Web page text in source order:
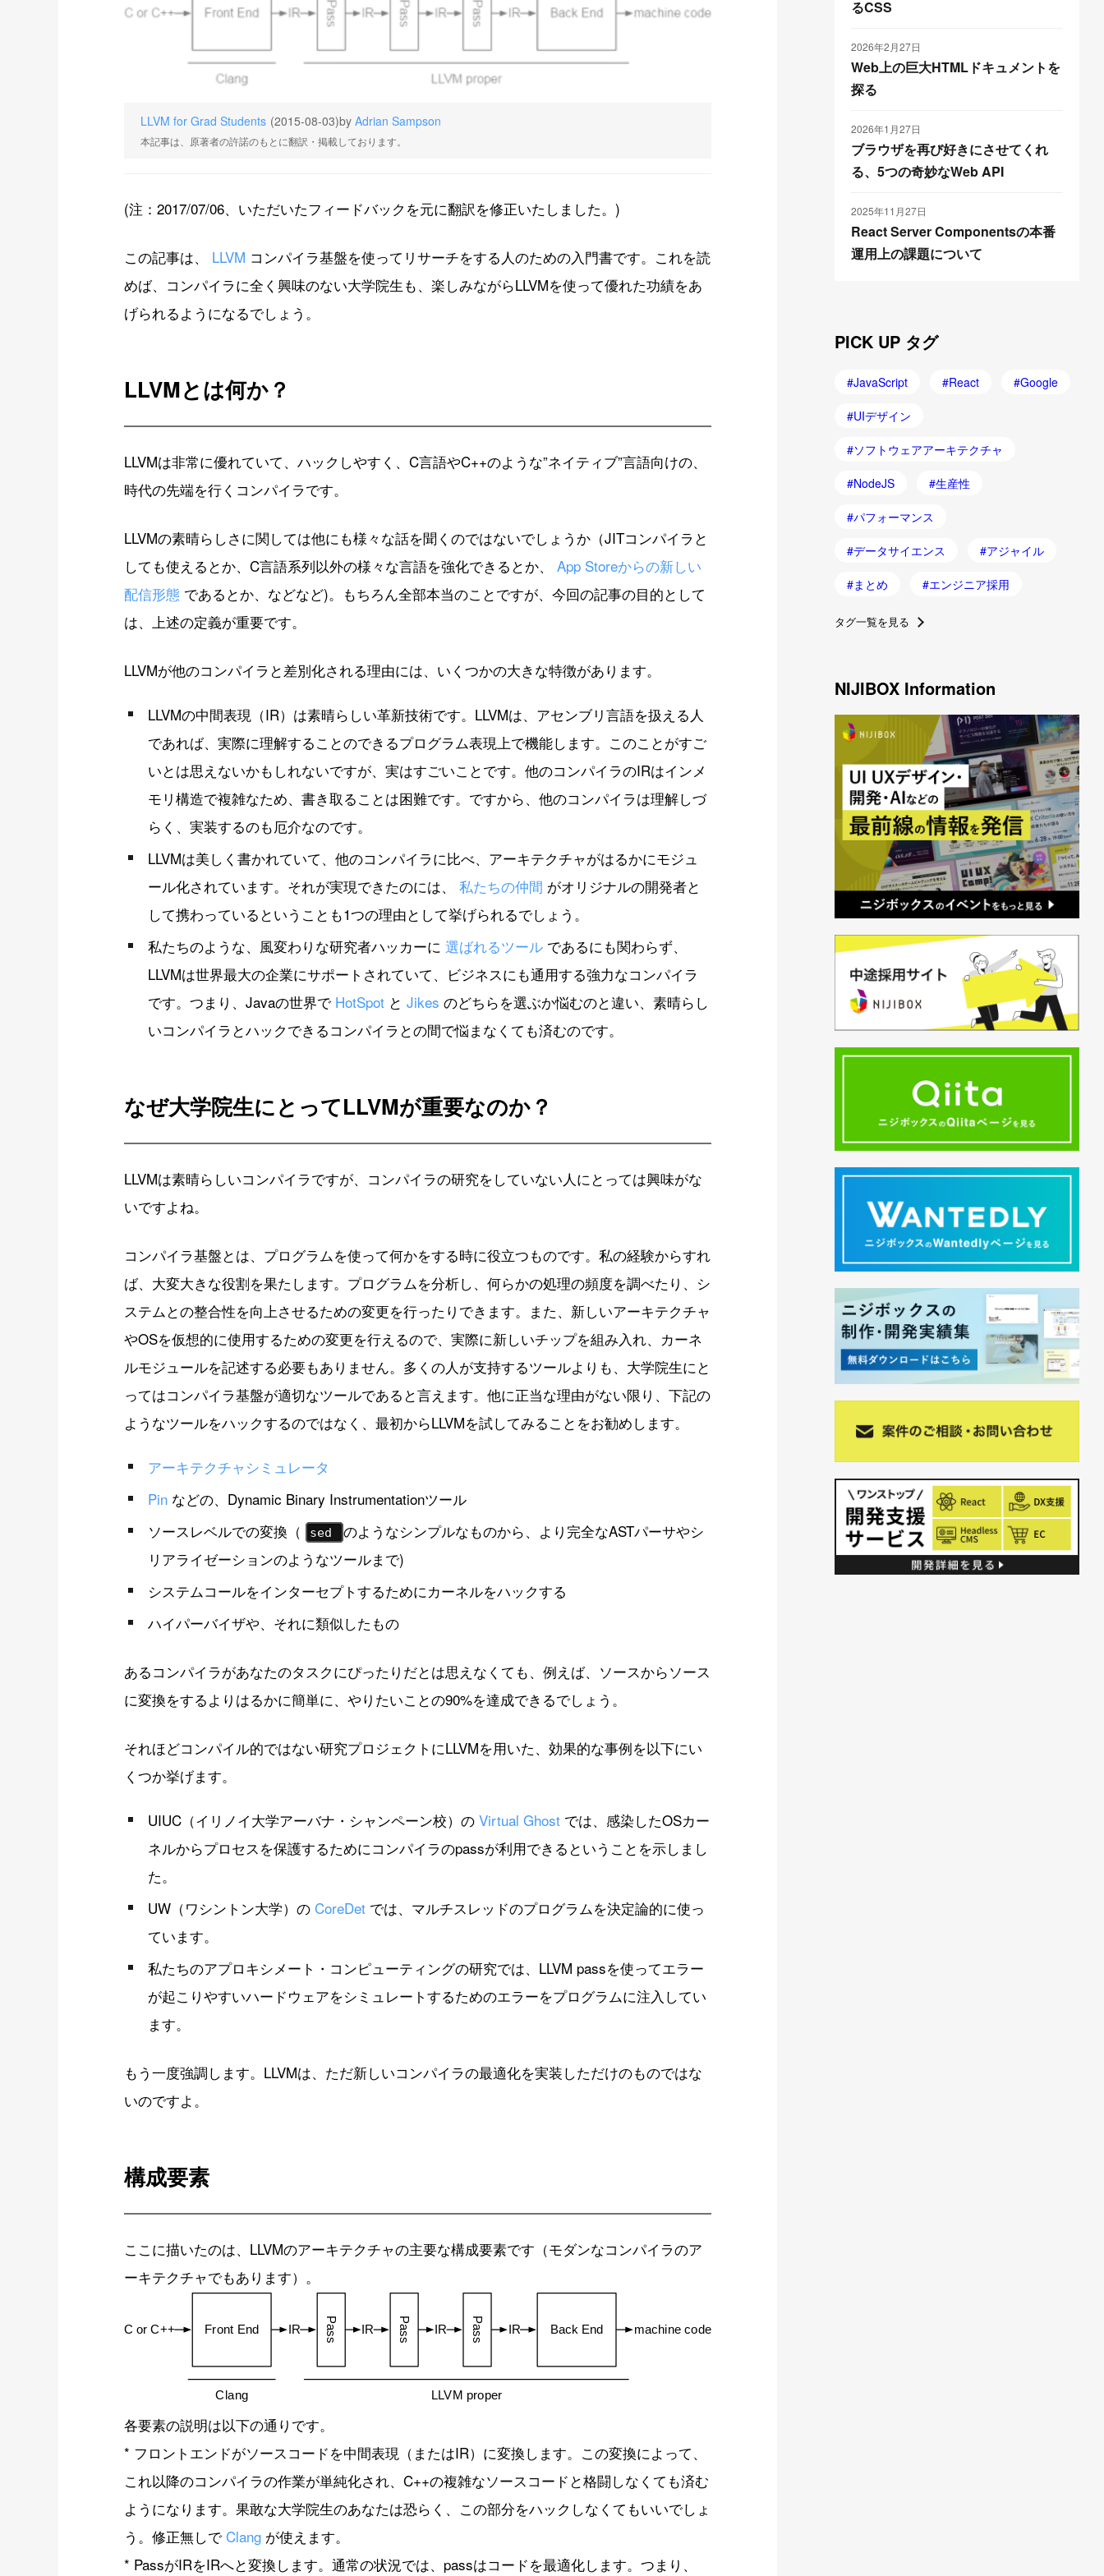
LLVM for Grad Students (2015-08-03)by Adrian Sampson
本記事は、原著者の許諾のもとに翻訳・掲載しております。
(注：2017/07/06、いただいたフィードバックを元に翻訳を修正いたしました。)
この記事は、 LLVM コンパイラ基盤を使ってリサーチをする人のための入門書です。これを読
めば、コンパイラに全く興味のない大学院生も、楽しみながらLLVMを使って優れた功績をあ
げられるようになるでしょう。
LLVMとは何か？
LLVMは非常に優れていて、ハックしやすく、C言語やC++のような”ネイティブ”言語向けの、
時代の先端を行くコンパイラです。
LLVMの素晴らしさに関しては他にも様々な話を聞くのではないでしょうか（JITコンパイラと
しても使えるとか、C言語系列以外の様々な言語を強化できるとか、App Storeからの新しい
配信形態 であるとか、などなど)。もちろん全部本当のことですが、今回の記事の目的として
は、上述の定義が重要です。
LLVMが他のコンパイラと差別化される理由には、いくつかの大きな特徴があります。
LLVMの中間表現（IR）は素晴らしい革新技術です。LLVMは、アセンブリ言語を扱える人
であれば、実際に理解することのできるプログラム表現上で機能します。このことがすご
いとは思えないかもしれないですが、実はすごいことです。他のコンパイラのIRはインメ
モリ構造で複雑なため、書き取ることは困難です。ですから、他のコンパイラは理解しづ
らく、実装するのも厄介なのです。
LLVMは美しく書かれていて、他のコンパイラに比べ、アーキテクチャがはるかにモジュ
ール化されています。それが実現できたのには、私たちの仲間 がオリジナルの開発者と
して携わっているということも1つの理由として挙げられるでしょう。
私たちのような、風変わりな研究者ハッカーに選ばれるツール であるにも関わらず、
LLVMは世界最大の企業にサポートされていて、ビジネスにも通用する強力なコンパイラ
です。つまり、Javaの世界で HotSpot とJikes のどちらを選ぶか悩むのと違い、素晴らし
いコンパイラとハックできるコンパイラとの間で悩まなくても済むのです。
なぜ大学院生にとってLLVMが重要なのか？
LLVMは素晴らしいコンパイラですが、コンパイラの研究をしていない人にとっては興味がな
いですよね。
コンパイラ基盤とは、プログラムを使って何かをする時に役立つものです。私の経験からすれ
ば、大変大きな役割を果たします。プログラムを分析し、何らかの処理の頻度を調べたり、シ
ステムとの整合性を向上させるための変更を行ったりできます。また、新しいアーキテクチャ
やOSを仮想的に使用するための変更を行えるので、実際に新しいチップを組み入れ、カーネ
ルモジュールを記述する必要もありません。多くの人が支持するツールよりも、大学院生にと
ってはコンパイラ基盤が適切なツールであると言えます。他に正当な理由がない限り、下記の
ようなツールをハックするのではなく、最初からLLVMを試してみることをお勧めします。
アーキテクチャシミュレータ
Pin などの、Dynamic Binary Instrumentationツール
ソースレベルでの変換（ sed
のようなシンプルなものから、より完全なASTパーサやシ
リアライゼーションのようなツールまで)
システムコールをインターセプトするためにカーネルをハックする
ハイパーバイザや、それに類似したもの
あるコンパイラがあなたのタスクにぴったりだとは思えなくても、例えば、ソースからソース
に変換をするよりはるかに簡単に、やりたいことの90%を達成できるでしょう。
それほどコンパイル的ではない研究プロジェクトにLLVMを用いた、効果的な事例を以下にい
くつか挙げます。
UIUC（イリノイ大学アーバナ・シャンペーン校）のVirtual Ghost では、感染したOSカー
ネルからプロセスを保護するためにコンパイラのpassが利用できるということを示しまし
た。
UW（ワシントン大学）のCoreDet では、マルチスレッドのプログラムを決定論的に使っ
ています。
私たちのアプロキシメート・コンピューティングの研究では、LLVM passを使ってエラー
が起こりやすいハードウェアをシミュレートするためのエラーをプログラムに注入してい
ます。
もう一度強調します。LLVMは、ただ新しいコンパイラの最適化を実装しただけのものではな
いのですよ。
構成要素
ここに描いたのは、LLVMのアーキテクチャの主要な構成要素です（モダンなコンパイラのア
ーキテクチャでもあります）。
各要素の説明は以下の通りです。
* フロントエンドがソースコードを中間表現（またはIR）に変換します。この変換によって、
これ以降のコンパイラの作業が単純化され、C++の複雑なソースコードと格闘しなくても済む
ようになります。果敢な大学院生のあなたは恐らく、この部分をハックしなくてもいいでしょ
う。修正無しでClang が使えます。
* PassがIRをIRへと変換します。通常の状況では、passはコードを最適化します。つまり、
るCSS
2026年2月27日
Web上の巨大HTMLドキュメントを
探る
2026年1月27日
ブラウザを再び好きにさせてくれ
る、5つの奇妙なWeb API
2025年11月27日
React Server Componentsの本番
運用上の課題について
PICK UP タグ
JavaScript React Google
UIデザイン
ソフトウェアアーキテクチャ
NodeJS 生産性
パフォーマンス
データサイエンス アジャイル
まとめ エンジニア採用
タグ一覧を見る
NIJIBOX Information